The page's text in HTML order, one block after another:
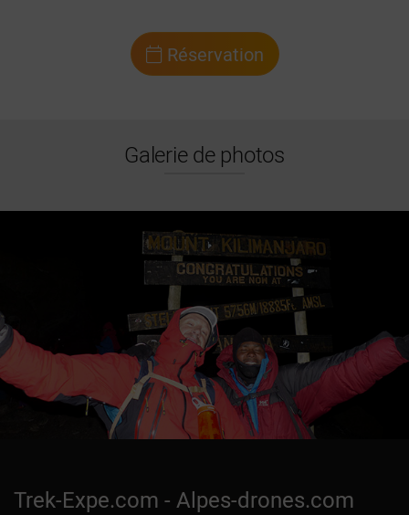
Réservation
Galerie de photos
Trek-Expe.com - Alpes-drones.com